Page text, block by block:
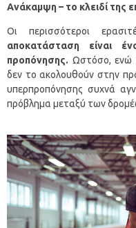
Ανάκαμψη – το κλειδί της
Οι περισσότεροι
αποκατάσταση είναι
προπόνησης. Ωστόσο, ενώ
δεν το ακολουθούν στην
υπερπροπόνησης συχνά
πρόβλημα μεταξύ των